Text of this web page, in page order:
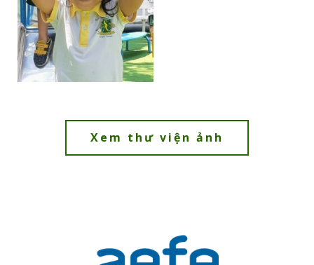
Xem thư viện ảnh